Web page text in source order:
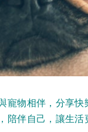
寵物相伴，分享快
陪伴自己，讓生活